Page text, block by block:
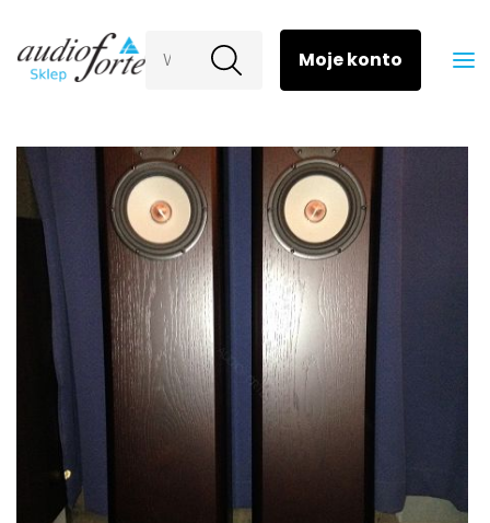
Wyszukaj